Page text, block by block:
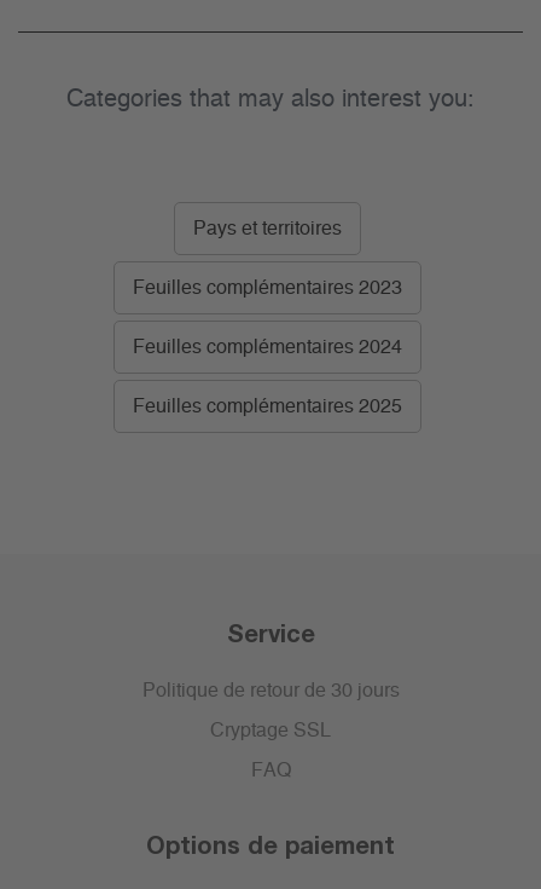
Categories that may also interest you:
Pays et territoires
Feuilles complémentaires 2023
Feuilles complémentaires 2024
Feuilles complémentaires 2025
Service
Politique de retour de 30 jours
Cryptage SSL
FAQ
Options de paiement